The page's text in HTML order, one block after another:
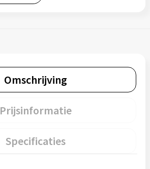
Omschrijving
Prijsinformatie
Specificaties